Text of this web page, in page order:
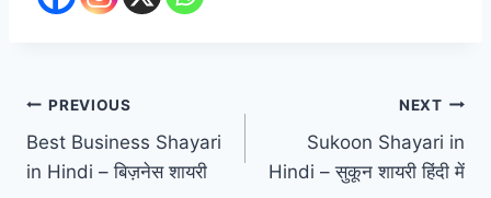
Post
navigation
PREVIOUS
Best Business Shayari
in Hindi – बिज़नेस शायरी
NEXT
Sukoon Shayari in
Hindi – सुकून शायरी हिंदी में